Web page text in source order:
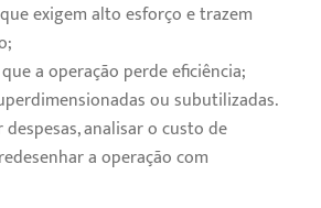
exigem alto esforço e trazem
a operação perde eficiência;
ou subutilizadas.
analisar o custo de
a operação com